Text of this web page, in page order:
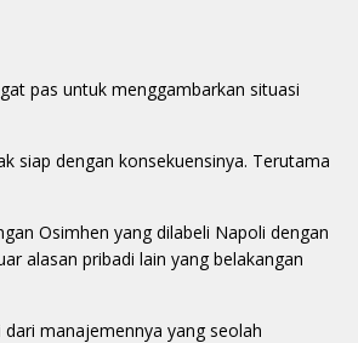
pas untuk menggambarkan situasi
siap dengan konsekuensinya. Terutama
Osimhen yang dilabeli Napoli dengan
alasan pribadi lain yang belakangan
manajemennya yang seolah